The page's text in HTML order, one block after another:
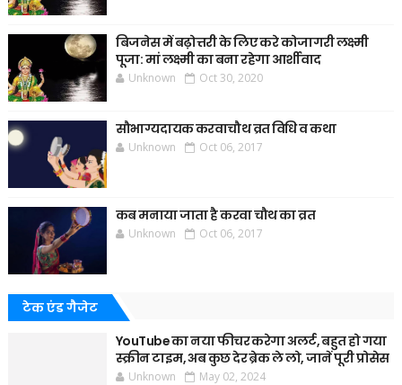
बिजनेस में बढ़ोत्तरी के लिए करे कोजागरी लक्ष्मी
पूजा: मां लक्ष्मी का बना रहेगा आर्शीवाद
Unknown Oct 30, 2020
सौभाग्यदायक करवाचौथ व्रत विधि व कथा
Unknown Oct 06, 2017
कब मनाया जाता है करवा चौथ का व्रत
Unknown Oct 06, 2017
टेक एंड गैजेट
YouTube का नया फीचर करेगा अलर्ट, बहुत हो गया
स्क्रीन टाइम, अब कुछ देर ब्रेक ले लो, जानें पूरी प्रोसेस
Unknown May 02, 2024